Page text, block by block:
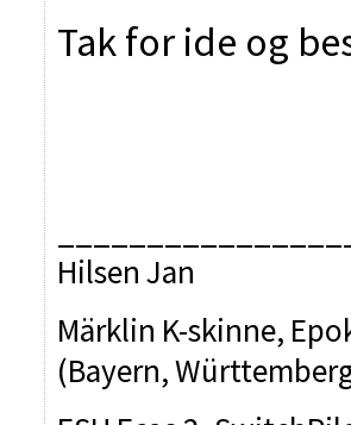
Tak for ide og
Hilsen Jan
Märklin K-skinne,
(Bayern,